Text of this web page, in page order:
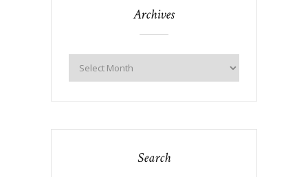
Archives
Search